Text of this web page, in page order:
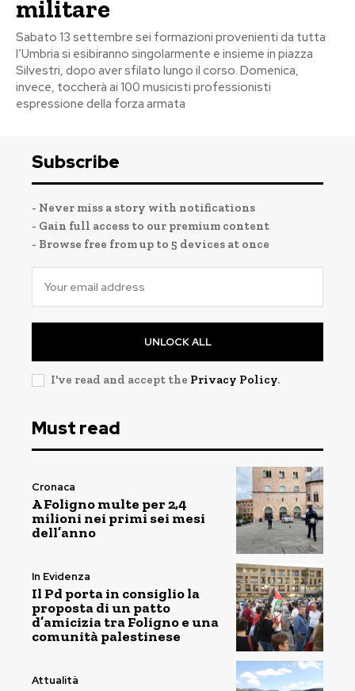
militare
Sabato 13 settembre sei formazioni provenienti da tutta
l’Umbria si esibiranno singolarmente e insieme in piazza
Silvestri, dopo aver sfilato lungo il corso. Domenica,
invece, toccherà ai 100 musicisti professionisti
espressione della forza armata
Subscribe
- Never miss a story with notifications
- Gain full access to our premium content
- Browse free from up to 5 devices at once
UNLOCK ALL
I've read and accept the Privacy Policy.
Must read
Cronaca
A Foligno multe per 2,4
milioni nei primi sei mesi
dell’anno
In Evidenza
Il Pd porta in consiglio la
proposta di un patto
d’amicizia tra Foligno e una
comunità palestinese
Attualità